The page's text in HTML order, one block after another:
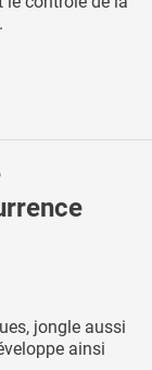
jongle aussi
ainsi